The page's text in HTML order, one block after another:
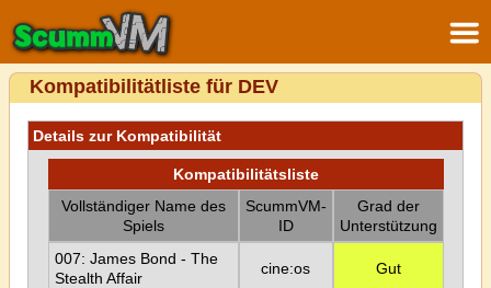
Kompatibilitätliste für DEV
Details zur Kompatibilität
Kompatibilitätsliste
Vollständiger Name des
Spiels
ScummVM-
ID
Grad der
Unterstützung
007: James Bond - The
Stealth Affair
cine:os Gut